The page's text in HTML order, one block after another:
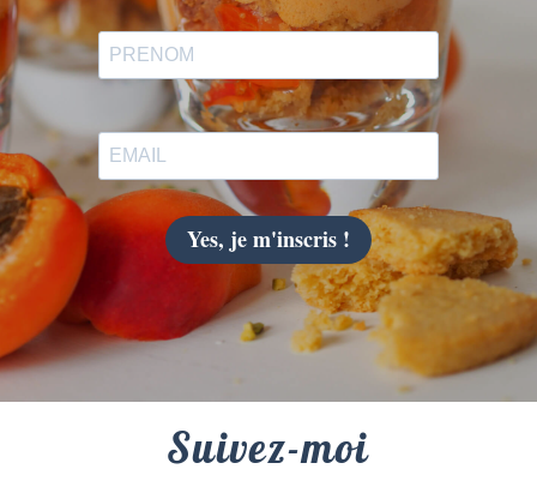
Yes, je m'inscris !
Suivez-moi